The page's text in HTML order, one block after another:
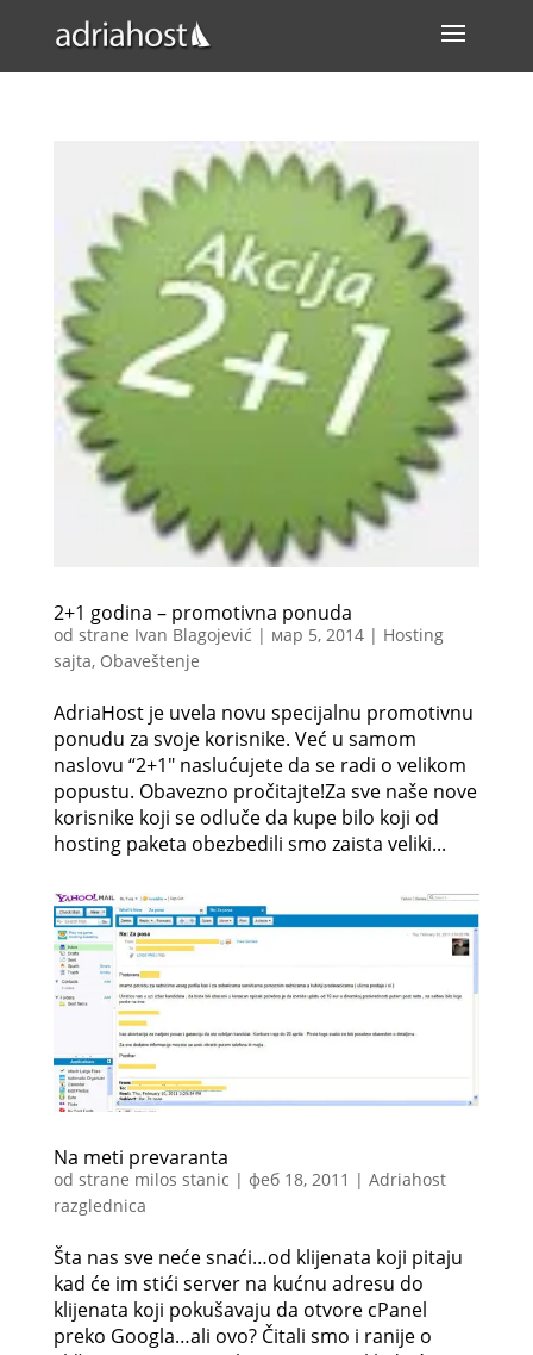
2+1 godina – promotivna ponuda
od strane Ivan Blagojević | мар 5, 2014| Hosting
sajta, Obaveštenje
AdriaHost je uvela novu specijalnu promotivnu
ponudu za svoje korisnike. Već u samom
naslovu “2+1″ naslućujete da se radi o velikom
popustu. Obavezno pročitajte!Za sve naše nove
korisnike koji se odluče da kupe bilo koji od
hosting paketa obezbedili smo zaista veliki...
Na meti prevaranta
od strane milos stanic | феб 18, 2011 | Adriahost
razglednica
Šta nas sve neće snaći…od klijenata koji pitaju
kad će im stići server na kućnu adresu do
klijenata koji pokušavaju da otvore cPanel
preko Googla…ali ovo? Čitali smo i ranije o